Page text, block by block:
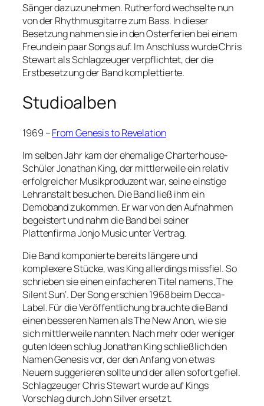
Sänger dazuzunehmen. Rutherford wechselte nun
von der Rhythmusgitarre zum Bass. In dieser
Besetzung nahmen sie in den Osterferien bei einem
Freund ein paar Songs auf. Im Anschluss wurde Chris
Stewart als Schlagzeuger verpflichtet, der die
Erstbesetzung der Band komplettierte.
Studioalben
1969 –From Genesis to Revelation
Im selben Jahr kam der ehemalige Charterhouse-
Schüler Jonathan King, der mittlerweile ein relativ
erfolgreicher Musikproduzent war, seine einstige
Lehranstalt besuchen. Die Band ließ ihm ein
Demoband zukommen. Er war von den Aufnahmen
begeistert und nahm die Band bei seiner
Plattenfirma Jonjo Music unter Vertrag.
Die Band komponierte bereits längere und
komplexere Stücke, was King allerdings missfiel. So
schrieben sie einen einfacheren Titel namens ‚The
Silent Sun‘. Der Song erschien 1968 beim Decca-
Label. Für die Veröffentlichung brauchte die Band
einen besseren Namen als The New Anon, wie sie
sich mittlerweile nannten. Nach mehr oder weniger
guten Ideen schlug Jonathan King schließlich den
Namen Genesis vor, der den Anfang von etwas
Neuem suggerieren sollte und der allen sofort gefiel.
Schlagzeuger Chris Stewart wurde auf Kings
Vorschlag durch John Silver ersetzt.